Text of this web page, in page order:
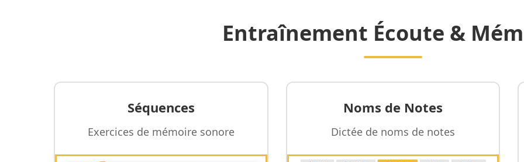
Entraînement Écoute &
Séquences
Exercices de mémoire sonore
Noms de Notes
Dictée de noms de notes